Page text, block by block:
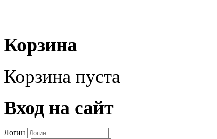
Корзина
Корзина пуста
Вход на сайт
Логин